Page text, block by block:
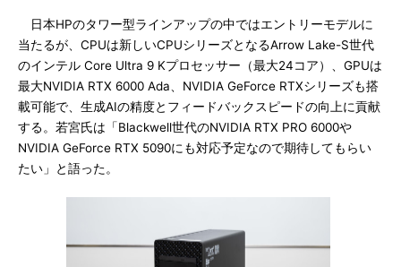
日本HPのタワー型ラインアップの中ではエントリーモデルに
当たるが、CPUは新しいCPUシリーズとなるArrow Lake-S世代
のインテル Core Ultra 9 Kプロセッサー（最大24コア）、GPUは
最大NVIDIA RTX 6000 Ada、NVIDIA GeForce RTXシリーズも搭
載可能で、生成AIの精度とフィードバックスピードの向上に貢献
する。若宮氏は「Blackwell世代のNVIDIA RTX PRO 6000や
NVIDIA GeForce RTX 5090にも対応予定なので期待してもらい
たい」と語った。